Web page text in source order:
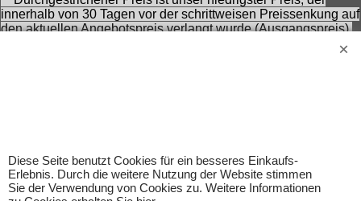
innerhalb von 30 Tagen vor der schrittweisen Preissenkung auf
den aktuellen Angebotspreis verlangt wurde (Ausgangspreis).
Preisempfehlung des Herstellers zzt. der Angebotserstellung.
Für Produktinformationen kann keine Haftung übernommen
werden. Abbildungen können ähnlich sein. Abgebildetes
Zubehör gehört nicht zum Lieferumfang. Eingetragene
Warenzeichen und Logos sind Eigentum des jeweiligen
Diese Seite benutzt Cookies für ein besseres Einkaufs-
Erlebnis. Durch die weitere Nutzung der Website stimmen
Sie der Verwendung von Cookies zu. Weitere Informationen